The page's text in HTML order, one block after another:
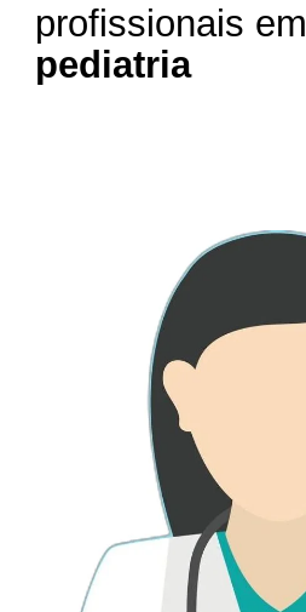
profissionais em
pediatria